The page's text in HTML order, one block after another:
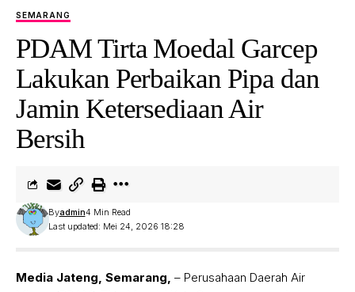
SEMARANG
PDAM Tirta Moedal Garcep
Lakukan Perbaikan Pipa dan
Jamin Ketersediaan Air
Bersih
Last updated: Mei 24, 2026 18:28
Byadmin4 Min Read
Media Jateng, Semarang, – Perusahaan Daerah Air